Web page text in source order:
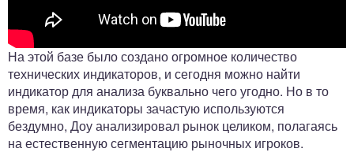
На этой базе было создано огромное количество
технических индикаторов, и сегодня можно найти
индикатор для анализа буквально чего угодно. Но в то
время, как индикаторы зачастую используются
бездумно, Доу анализировал рынок целиком, полагаясь
на естественную сегментацию рыночных игроков.